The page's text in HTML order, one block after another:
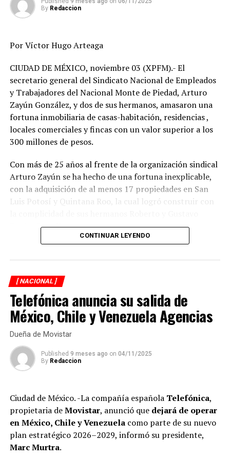
subprocuraduría en Reforma 75, donde permaneció
hasta esta tarde en que un juez federal autorizó la
menos hasta el próximo 15 de junio.
Cumplido ese término, la SEIDO podrá solicitar la
ampliación del arraigo por 40 días o, en su defecto,
resolver si lo deja en libertad o consigna la averiguación
previa con el detenido ante un juez.
RELATED TOPICS:
DESPUÉS
PAN va por Ebrard, Sheinbaum y Delgado
By Redaccion
Por Víctor Hugo Arteaga
CIUDAD DE MÉXICO, noviembre 03 (XPFM).- El
secretario general del Sindicato Nacional de Empleados
y Trabajadores del Nacional Monte de Piedad, Arturo
Zayún González, y dos de sus hermanos, amasaron una
fortuna inmobiliaria de casas-habitación, residencias ,
locales comerciales y fincas con un valor superior a los
300 millones de pesos.
Con más de 25 años al frente de la organización sindical
Arturo Zayún se ha hecho de una fortuna inexplicable,
con la adquisición de al menos 17 propiedades en San
Luis Potosí y Quintana Roo, la cual logró construir con
Zayún González.
descubrió que el líder gremial adquirió su red
inmobiliaria, en la mayoría de los casos, con pagos
realizados en efectivo y con una valuación menor del
verdadero costo de las propiedades que hoy forman
parte del patrimonio del Clan Zayún y que constituyen
una simulación de compraventas.
La compra de diez propiedades a nombre del secretario
general del sindicato y ocho adquiridas por sus
hermanos, evidencian no sólo el uso de efectivo, sino la
de una evasión sistemática y de graves irregularidades.
CONTINUAR LEYENDO
[ NACIONAL ]
Telefónica anuncia su salida de
México, Chile y Venezuela Agencias
Dueña de Movistar
Published 9 meses ago on 04/11/2025
By Redaccion
Ciudad de México. -La compañía española Telefónica,
propietaria deMovistar, anunció que dejará de operar
en México, Chile y Venezuelacomo parte de su nuevo
plan estratégico 2026–2029, informó su presidente,
Marc Murtra.